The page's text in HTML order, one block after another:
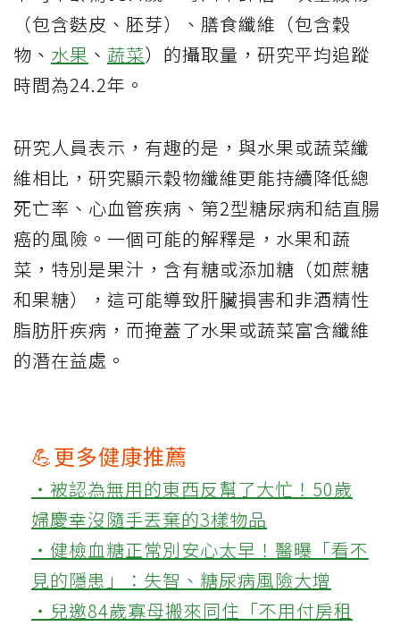
（包含麩皮、胚芽）、膳食纖維（包含穀
物、 水果 、 蔬菜）的攝取量，研究平均追蹤
時間為24.2年。
研究人員表示，有趣的是，與水果或蔬菜纖
維相比，研究顯示穀物纖維更能持續降低總
死亡率、心血管疾病、第2型糖尿病和結直腸
癌的風險。一個可能的解釋是，水果和蔬
菜，特別是果汁，含有糖或添加糖（如蔗糖
和果糖），這可能導致肝臟損害和非酒精性
脂肪肝疾病，而掩蓋了水果或蔬菜富含纖維
的潛在益處。
💪更多健康推薦
‧被認為無用的東西反幫了大忙！50歲
婦慶幸沒隨手丟棄的3樣物品
‧健檢血糖正常別安心太早！醫曝「看不
見的隱患」：失智、糖尿病風險大增
‧兒邀84歲寡母搬來同住「不用付房租